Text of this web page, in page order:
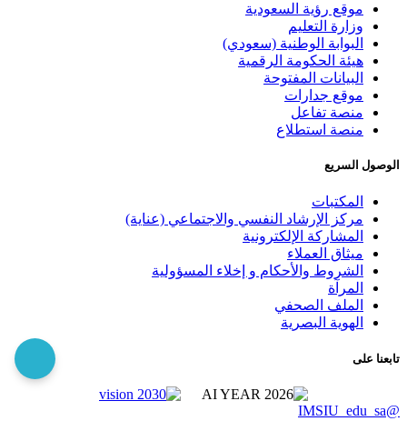
موقع رؤية السعودية
وزارة التعليم
البوابة الوطنية (سعودي)
هيئة الحكومة الرقمية
البيانات المفتوحة
موقع جدارات
منصة تفاعل
منصة استطلاع
الوصول السريع
المكتبات
مركز الإرشاد النفسي والاجتماعي (عناية)
المشاركة الإلكترونية
ميثاق العملاء
الشروط والأحكام و إخلاء المسؤولية
المرآة
الملف الصحفي
الهوية البصرية
تابعنا على
@IMSIU_edu_sa